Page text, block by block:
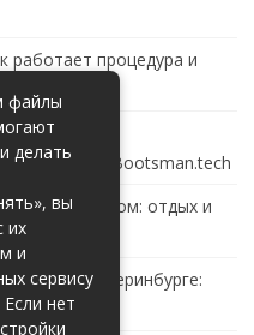
работает процедура и
обзор
сайта Bootsman.tech
с бассейном: отдых и
в Екатеринбурге:
файлы
делать
вы
их
и
сервису
нет